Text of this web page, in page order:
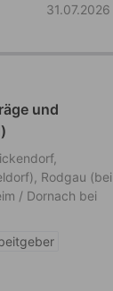
31.07.2026
und
Rodgau (bei
/ Dornach bei